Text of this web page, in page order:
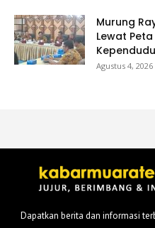
Murung
Lewat
Agustus 4, 2026
Dapatkan berita dan informasi